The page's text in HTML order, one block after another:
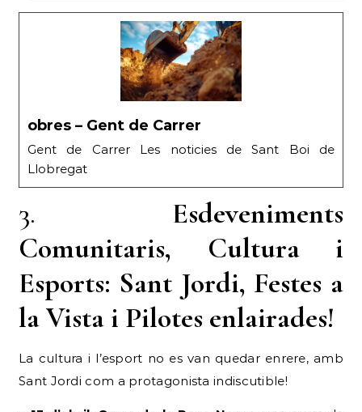
obres – Gent de Carrer
Gent de Carrer Les noticies de Sant Boi de
Llobregat
3. Esdeveniments
Comunitaris, Cultura i
Esports: Sant Jordi, Festes a
la Vista i Pilotes enlairades!
La cultura i l’esport no es van quedar enrere, amb
Sant Jordi com a protagonista indiscutible!